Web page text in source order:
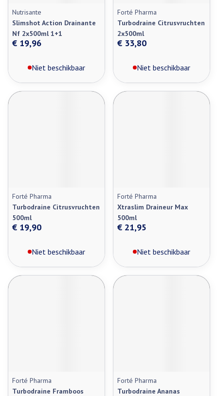
Nutrisante
Slimshot Action Drainante
Nf 2x500ml 1+1
€ 19,96
Niet beschikbaar
Forté Pharma
Turbodraine Citrusvruchten
2x500ml
€ 33,80
Niet beschikbaar
Forté Pharma
Turbodraine Citrusvruchten
500ml
€ 19,90
Niet beschikbaar
Forté Pharma
Xtraslim Draineur Max
500ml
€ 21,95
Niet beschikbaar
Forté Pharma
Turbodraine Framboos
Forté Pharma
Turbodraine Ananas